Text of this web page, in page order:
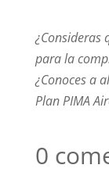
¿Consideras
para la
¿Conoces a
Plan PIMA
0